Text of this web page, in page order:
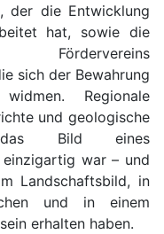
der die Entwicklung
hat, sowie die
Fördervereins
sich der Bewahrung
Regionale
und geologische
das Bild eines
einzigartig war – und
Landschaftsbild, in
und in einem
erhalten haben.